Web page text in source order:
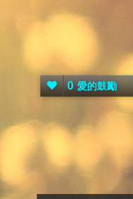
0 愛的鼓勵